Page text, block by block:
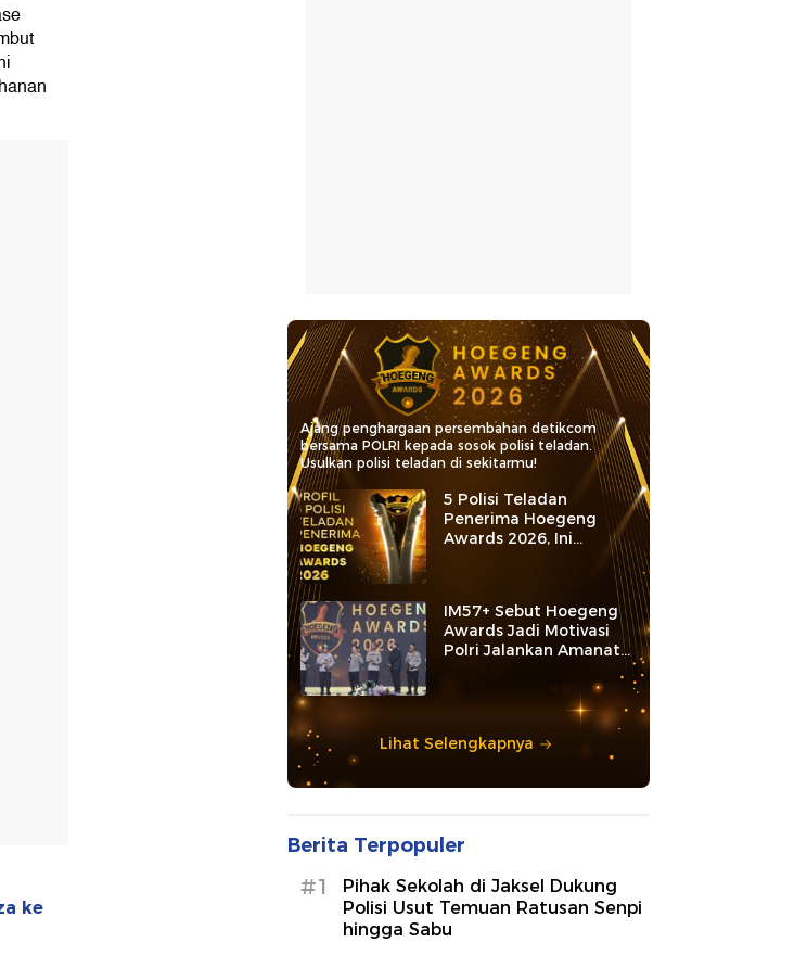
ke
Ajang penghargaan persembahan detikcom
bersama POLRI kepada sosok polisi teladan.
Usulkan polisi teladan di sekitarmu!
5 Polisi Teladan
Penerima Hoegeng
Awards 2026, Ini
Kategori dan Kiprahnya
IM57+ Sebut Hoegeng
Awards Jadi Motivasi
Polri Jalankan Amanat
Lihat Selengkapnya
Berita Terpopuler
#1
Pihak Sekolah di Jaksel Dukung
Polisi Usut Temuan Ratusan Senpi
hingga Sabu